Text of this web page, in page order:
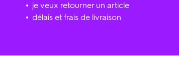
je veux retourner un article
délais et frais de livraison